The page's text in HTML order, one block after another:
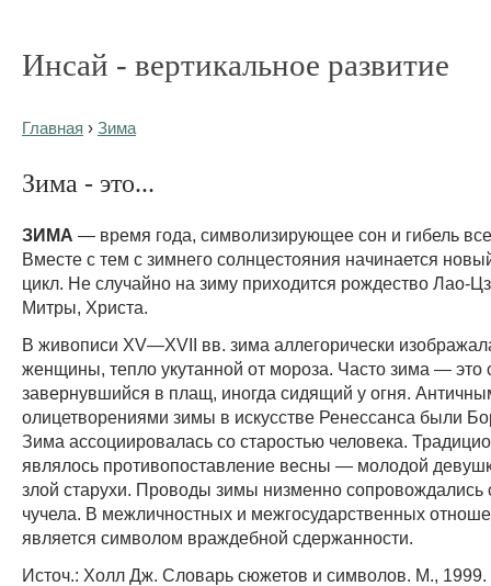
Инсай - вертикальное развитие
Главная › Зима
Зима - это...
ЗИМА — время года, символизирующее сон и гибель
Вместе с тем с зимнего солнцестояния начинается
цикл. Не случайно на зиму приходится рождество Лао-
Митры, Христа.
В живописи XV—XVII вв. зима аллегорически
женщины, тепло укутанной от мороза. Часто зима — это
завернувшийся в плащ, иногда сидящий у огня.
олицетворениями зимы в искусстве Ренессанса были
Зима ассоциировалась со старостью человека.
являлось противопоставление весны — молодой
злой старухи. Проводы зимы низменно
чучела. В межличностных и межгосударственных
является символом враждебной сдержанности.
Источ.: Холл Дж. Словарь сюжетов и символов. М., 1999.